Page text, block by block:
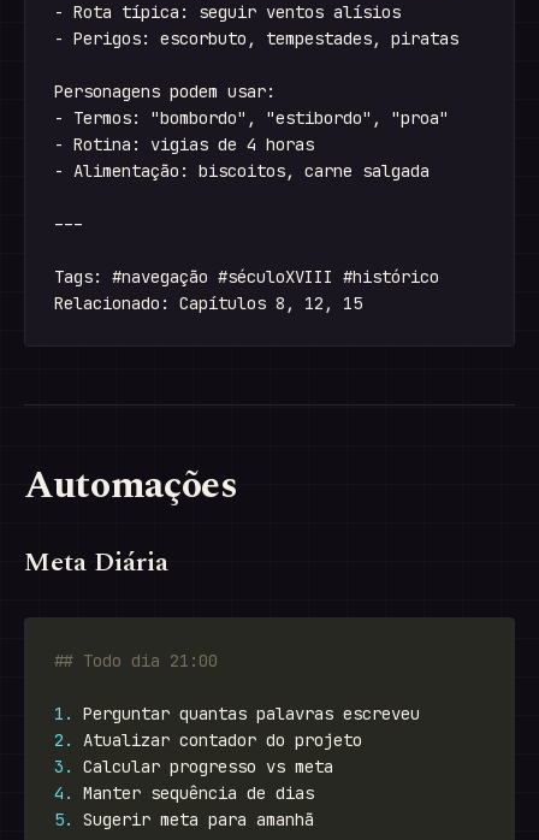
- Rota típica: seguir ventos alísios
- Perigos: escorbuto, tempestades, piratas
Personagens podem usar:
- Termos: "bombordo", "estibordo", "proa"
- Rotina: vigias de 4 horas
- Alimentação: biscoitos, carne salgada
---
Tags: #navegação #séculoXVIII #histórico
Automações
Meta Diária
1.
2.
3.
4.
5.